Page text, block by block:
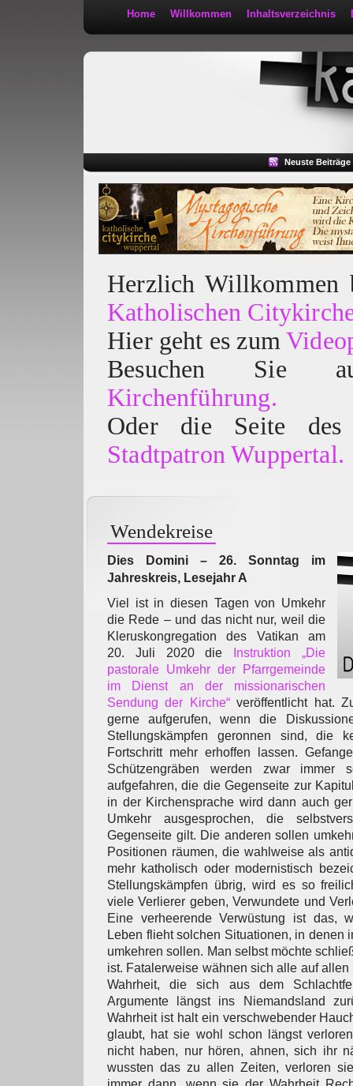
Home Willkommen Inhaltsverzeichnis
Neuste Beiträge
Herzlich
Katholischen
Hier geht es zum
Besuchen
Kirchenführung.
Oder die Seite des
Stadtpatron Wuppertal.
Wendekreise
Dies Domini – 26. Sonntag im
Jahreskreis, Lesejahr A
Viel ist in diesen Tagen von Umkehr
die Rede – und das nicht nur, weil die
Kleruskongregation des Vatikan am
20. Juli 2020 die
Instruktion „Die
pastorale Umkehr der Pfarrgemeinde
im Dienst an der missionarischen
Sendung der Kirche“veröffentlicht hat.
gerne aufgerufen, wenn die
Stellungskämpfen geronnen sind, die
Fortschritt mehr erhoffen lassen.
Schützengräben werden zwar immer
aufgefahren, die die Gegenseite zur
in der Kirchensprache wird dann auch
Umkehr ausgesprochen, die
Gegenseite gilt. Die anderen sollen
Positionen räumen, die wahlweise als
mehr katholisch oder modernistisch
Stellungskämpfen übrig, wird es so
viele Verlierer geben, Verwundete und
Eine verheerende Verwüstung ist das,
Leben flieht solchen Situationen, in denen
umkehren sollen. Man selbst möchte
ist. Fatalerweise wähnen sich alle auf
Wahrheit, die sich aus dem
Argumente längst ins Niemandsland
Wahrheit ist halt ein verschwebender
glaubt, hat sie wohl schon längst
nicht haben, nur hören, ahnen, sich ihr
wussten das zu allen Zeiten, verloren